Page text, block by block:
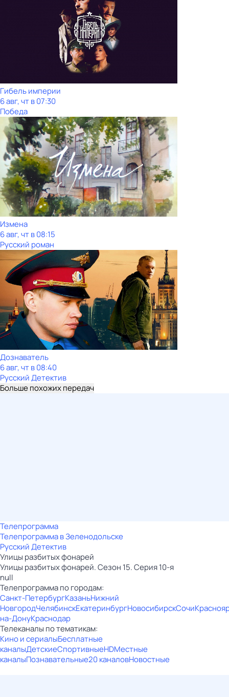
Гибель империи
6 авг, чт в 07:30
Победа
Измена
6 авг, чт в 08:15
Русский роман
Дознаватель
6 авг, чт в 08:40
Русский Детектив
Больше похожих передач
Телепрограмма
Телепрограмма в Зеленодольске
Русский Детектив
Улицы разбитых фонарей
Улицы разбитых фонарей. Сезон 15. Серия 10-я
null
Телепрограмма по городам:
Санкт-ПетербургКазаньНижний
НовгородЧелябинскЕкатеринбургНовосибирскСочи
на-ДонуКраснодар
Телеканалы по тематикам:
Кино и сериалыБесплатные
каналыДетскиеСпортивныеHDМестные
каналыПознавательные20 каналовНовостные